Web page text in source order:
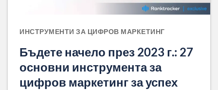
ИНСТРУМЕНТИ ЗА ЦИФРОВ МАРКЕТИНГ
Бъдете начело през 2023 г.: 27
основни инструмента за
цифров маркетинг за успех